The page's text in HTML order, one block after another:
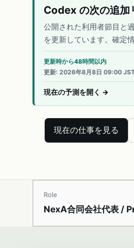
Codex の次の追加
公開された利用者節目と
を更新しています。確定
更新時から48時間以内
更新: 2026年8月8日 09:00
現在の予測を開く →
現在の仕事を見る
Role
NexA合同会社代表 /